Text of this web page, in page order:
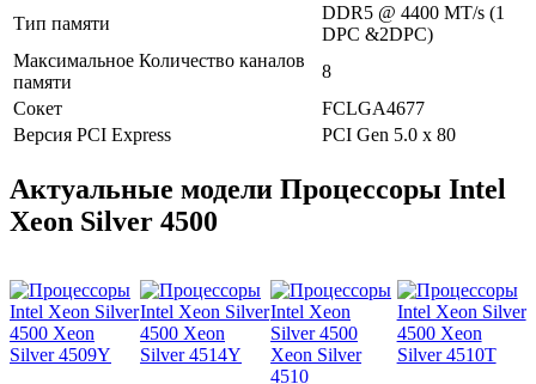
Тип памяти
DDR5 @ 4400 MT/s (1
DPC &2DPC)
Максимальное Количество каналов
памяти
8
Сокет
FCLGA4677
Версия PCI Express
PCI Gen 5.0 x 80
Актуальные модели Процессоры Intel
Xeon Silver 4500